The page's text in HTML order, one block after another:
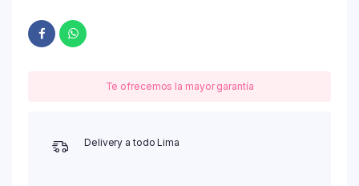
Te ofrecemos la mayor garantía
Delivery a todo Lima